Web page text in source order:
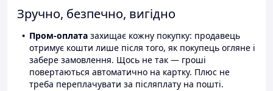
Зручно, безпечно, вигідно
Пром-оплата захищає кожну покупку: продавець
отримує кошти лише після того, як покупець огляне і
забере замовлення. Щось не так — гроші
повертаються автоматично на картку. Плюс не
треба переплачувати за післяплату на пошті.